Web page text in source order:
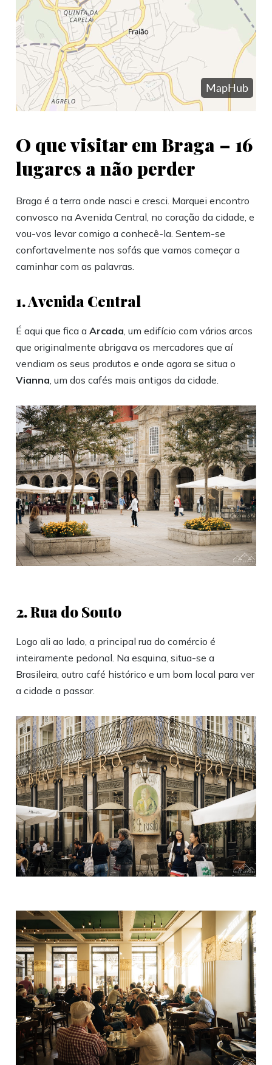
O que visitar em Braga – 16
lugares a não perder
Braga é a terra onde nasci e cresci. Marquei encontro
convosco na Avenida Central, no coração da cidade, e
vou-vos levar comigo a conhecê-la. Sentem-se
confortavelmente nos sofás que vamos começar a
caminhar com as palavras.
1. Avenida Central
É aqui que fica aArcada, um edifício com vários arcos
que originalmente abrigava os mercadores que aí
vendiam os seus produtos e onde agora se situa o
Vianna, um dos cafés mais antigos da cidade.
2. Rua do Souto
Logo ali ao lado, a principal rua do comércio é
inteiramente pedonal. Na esquina, situa-se a
Brasileira, outro café histórico e um bom local para ver
a cidade a passar.